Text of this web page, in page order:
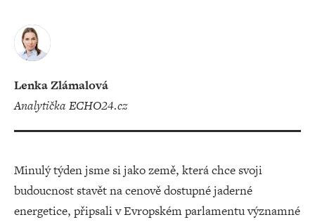
Lenka Zlámalová
analytička ECHO24.cz
Minulý týden jsme si jako země, která chce svoji
budoucnost stavět na cenově dostupné jaderné
energetice, připsali v Evropském parlamentu významné